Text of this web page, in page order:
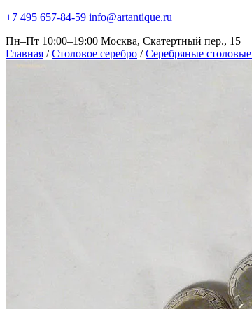
+7 495 657-84-59 info@artantique.ru
Пн–Пт 10:00–19:00 Москва, Скатертный пер., 15
Главная / Столовое серебро / Серебряные